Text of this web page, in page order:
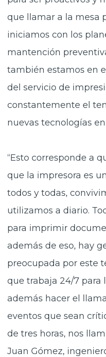
que llamar a la mesa
iniciamos con los
mantención
también estamos en
del servicio de
constantemente el
nuevas tecnologías
“Esto corresponde a
que la impresora es
todos y todas,
utilizamos a diario.
para imprimir
además de eso, hay
preocupada por este
que trabaja 24/7 para
además hacer el
eventos que sean
de tres horas, nos
Juan Gómez,